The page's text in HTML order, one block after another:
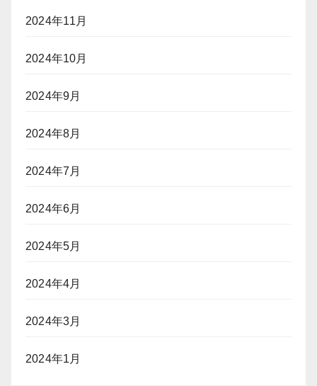
2024年11月
2024年10月
2024年9月
2024年8月
2024年7月
2024年6月
2024年5月
2024年4月
2024年3月
2024年1月